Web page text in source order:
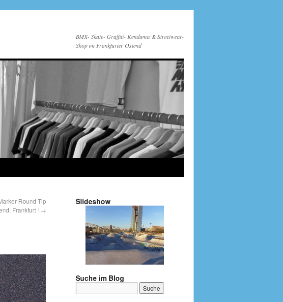
BMX- Skate- Graffiti- Kendama & Streetwear-
Shop im Frankfurter Ostend
Round Tip
Frankfurt ! →
Slideshow
Suche im Blog